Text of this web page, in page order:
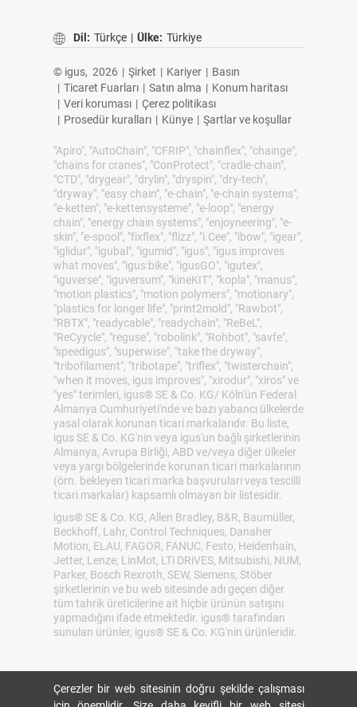
Dil: Türkçe | Ülke: Türkiye
© igus, 2026 | Şirket | Kariyer | Basın
| Ticaret Fuarları | Satın alma | Konum haritası
| Veri koruması | Çerez politikası
| Prosedür kuralları | Künye | Şartlar ve koşullar
"Apiro", "AutoChain", "CFRIP", "chainflex", "chainge",
"chains for cranes", "ConProtect", "cradle-chain",
"CTD", "drygear", "drylin", "dryspin", "dry-tech",
"dryway", "easy chain", "e-chain", "e-chain systems",
"e-ketten", "e-kettensysteme", "e-loop", "energy
chain", "energy chain systems", "enjoyneering", "e-
skin", "e-spool", "fixflex", "flizz", "i.Cee", "ibow", "igear",
"iglidur", "igubal", "igumid", "igus", "igus improves
what moves", "igus:bike", "igusGO", "igutex",
"iguverse", "iguversum", "kineKIT", "kopla", "manus",
"motion plastics", "motion polymers", "motionary",
"plastics for longer life", "print2mold", "Rawbot",
"RBTX", "readycable", "readychain", "ReBeL",
"ReCyycle", "reguse", "robolink", "Rohbot", "savfe",
"speedigus", "superwise", "take the dryway",
"tribofilament", "tribotape", "triflex", "twisterchain",
"when it moves, igus improves", "xirodur", "xiros" ve
"yes" terimleri, igus® SE & Co. KG/ Köln'ün Federal
Almanya Cumhuriyeti'nde ve bazı yabancı ülkelerde
yasal olarak korunan ticari markalarıdır. Bu liste,
igus SE & Co. KG'nin veya igus'un bağlı şirketlerinin
Almanya, Avrupa Birliği, ABD ve/veya diğer ülkeler
veya yargı bölgelerinde korunan ticari markalarının
(örn. bekleyen ticari marka başvuruları veya tescilli
ticari markalar) kapsamlı olmayan bir listesidir.
igus® SE & Co. KG, Allen Bradley, B&R, Baumüller,
Beckhoff, Lahr, Control Techniques, Danaher
Motion, ELAU, FAGOR, FANUC, Festo, Heidenhain,
Jetter, Lenze, LinMot, LTi DRiVES, Mitsubishi, NUM,
Parker, Bosch Rexroth, SEW, Siemens, Stöber
şirketlerinin ve bu web sitesinde adı geçen diğer
tüm tahrik üreticilerine ait hiçbir ürünün satışını
yapmadığını ifade etmektedir. igus® tarafından
sunulan ürünler, igus® SE & Co. KG'nin ürünleridir.
Çerezler bir web sitesinin doğru şekilde çalışması